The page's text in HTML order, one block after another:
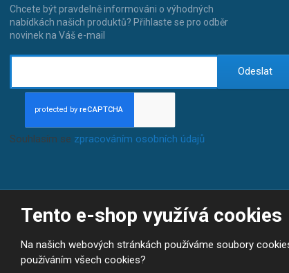
Tento e-shop využívá cookies
Na našich webových stránkách používáme soubory
používáním všech cookies?
Chcete být pravdelně informováni o výhodných
nabídkách našich produktů? Přihlaste se pro odběr
novinek na Váš e-mail
Odeslat
Souhlasím se zpracováním osobních údajů.
© 2026, JP-SPORT.CZ SPORTOVNÍ POTŘEBY
Prohlášení o přístupnosti
|Mapa stránek | |GDPR
VYROBILA
B
R
Á